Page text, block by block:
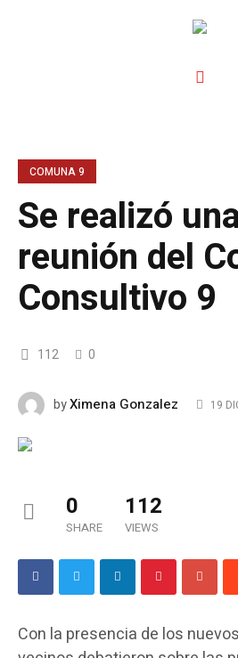
COMUNA 9
Se realizó
reunión del
Consultivo 9
112 0
byXimena Gonzalez 19
0
SHARE
112
VIEWS
Con la presencia de los